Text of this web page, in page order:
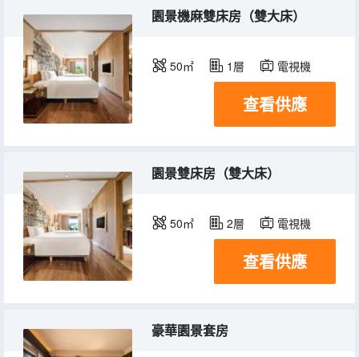
園景機麻雙床房（雙大床）
50㎡ 1層 電視機
查看供應
園景雙床房（雙大床）
50㎡ 2層 電視機
查看供應
豪華園景套房